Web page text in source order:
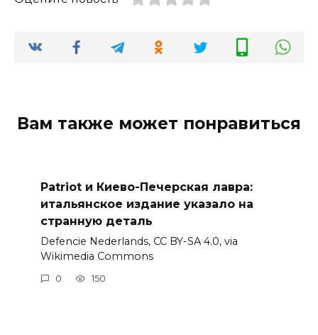
Вам также может понравиться
Patriot и Киево-Печерская лавра:
итальянское издание указало на
странную деталь
Defencie Nederlands, CC BY-SA 4.0, via
Wikimedia Commons
0 150